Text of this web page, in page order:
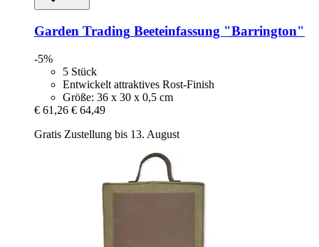
Garden Trading Beeteinfassung "Barrington"
-5%
5 Stück
Entwickelt attraktives Rost-Finish
Größe: 36 x 30 x 0,5 cm
€ 61,26 € 64,49
Gratis Zustellung bis 13. August